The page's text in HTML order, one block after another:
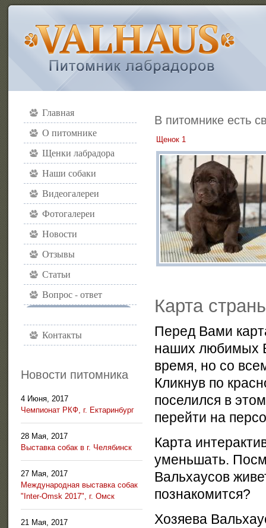
Главная
О питомнике
Щенки лабрадора
Наши собаки
Видеогалереи
Фотогалереи
Новости
Отзывы
Статьи
Вопрос - ответ
Контакты
Новости питомника
4 Июня, 2017
Чемпионат РКФ, г. Ектаринбург
28 Мая, 2017
Выставка собак в г. Челябинск
27 Мая, 2017
Международная выставка собак
"Inter-Omsk 2017", г. Омск
21 Мая, 2017
В питомнике есть
Щенок 1
Карта
Перед Вами
наших любимых
время, но со
Кликнув по
поселился в
перейти на
Карта
уменьшать.
Вальхаусов
познакомится?
Хозяева